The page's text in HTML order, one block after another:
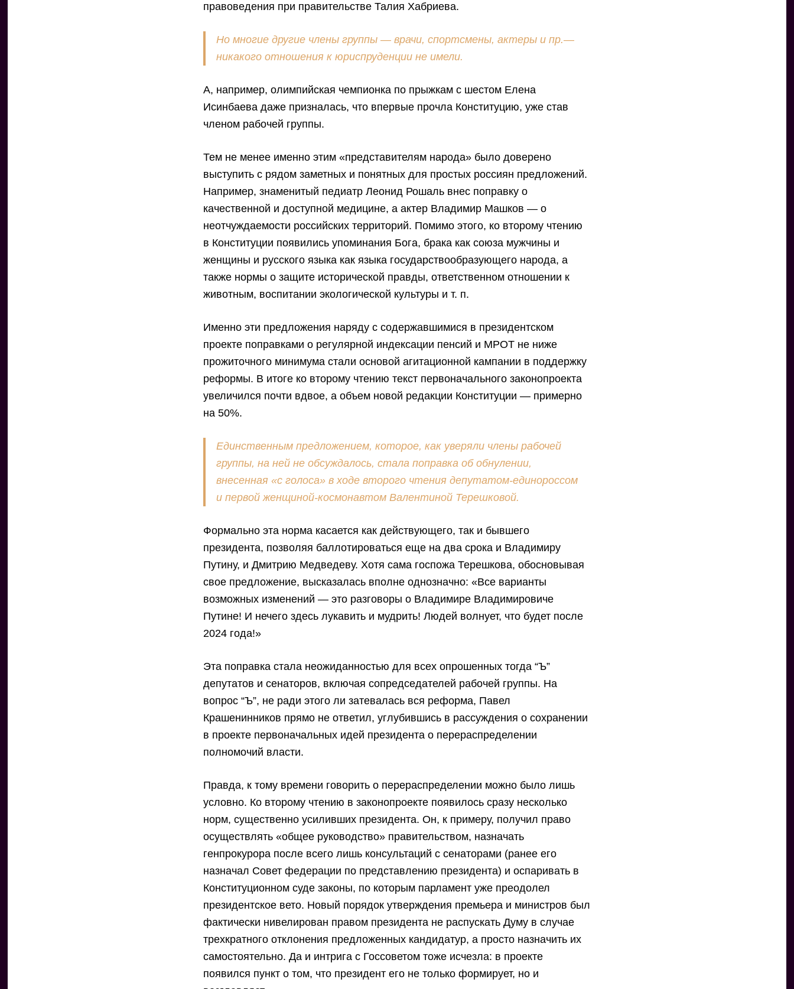
правоведения при правительстве Талия Хабриева.
Но многие другие члены группы — врачи, спортсмены, актеры и пр.—
никакого отношения к юриспруденции не имели.
А, например, олимпийская чемпионка по прыжкам с шестом Елена
Исинбаева даже призналась, что впервые прочла Конституцию, уже став
членом рабочей группы.
Тем не менее именно этим «представителям народа» было доверено
выступить с рядом заметных и понятных для простых россиян предложений.
Например, знаменитый педиатр Леонид Рошаль внес поправку о
качественной и доступной медицине, а актер Владимир Машков — о
неотчуждаемости российских территорий. Помимо этого, ко второму чтению
в Конституции появились упоминания Бога, брака как союза мужчины и
женщины и русского языка как языка государствообразующего народа, а
также нормы о защите исторической правды, ответственном отношении к
животным, воспитании экологической культуры и т. п.
Именно эти предложения наряду с содержавшимися в президентском
проекте поправками о регулярной индексации пенсий и МРОТ не ниже
прожиточного минимума стали основой агитационной кампании в поддержку
реформы. В итоге ко второму чтению текст первоначального законопроекта
увеличился почти вдвое, а объем новой редакции Конституции — примерно
на 50%.
Единственным предложением, которое, как уверяли члены рабочей
группы, на ней не обсуждалось, стала поправка об обнулении,
внесенная «с голоса» в ходе второго чтения депутатом-единороссом
и первой женщиной-космонавтом Валентиной Терешковой.
Формально эта норма касается как действующего, так и бывшего
президента, позволяя баллотироваться еще на два срока и Владимиру
Путину, и Дмитрию Медведеву. Хотя сама госпожа Терешкова, обосновывая
свое предложение, высказалась вполне однозначно: «Все варианты
возможных изменений — это разговоры о Владимире Владимировиче
Путине! И нечего здесь лукавить и мудрить! Людей волнует, что будет после
2024 года!»
Эта поправка стала неожиданностью для всех опрошенных тогда “Ъ”
депутатов и сенаторов, включая сопредседателей рабочей группы. На
вопрос “Ъ”, не ради этого ли затевалась вся реформа, Павел
Крашенинников прямо не ответил, углубившись в рассуждения о сохранении
в проекте первоначальных идей президента о перераспределении
полномочий власти.
Правда, к тому времени говорить о перераспределении можно было лишь
условно. Ко второму чтению в законопроекте появилось сразу несколько
норм, существенно усиливших президента. Он, к примеру, получил право
осуществлять «общее руководство» правительством, назначать
генпрокурора после всего лишь консультаций с сенаторами (ранее его
назначал Совет федерации по представлению президента) и оспаривать в
Конституционном суде законы, по которым парламент уже преодолел
президентское вето. Новый порядок утверждения премьера и министров был
фактически нивелирован правом президента не распускать Думу в случае
трехкратного отклонения предложенных кандидатур, а просто назначить их
самостоятельно. Да и интрига с Госсоветом тоже исчезла: в проекте
появился пункт о том, что президент его не только формирует, но и